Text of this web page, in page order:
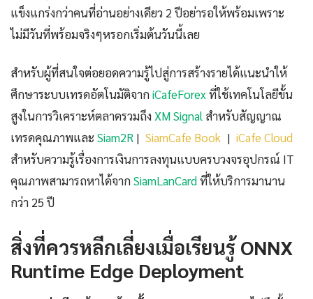
แข็งแกร่งกว่าคนที่อ่านอย่างเดียว 2 ปีอย่ารอให้พร้อมเพราะ
ไม่มีวันที่พร้อมจริงๆหรอกเริ่มต้นวันนี้เลย
สำหรับผู้ที่สนใจต่อยอดความรู้ไปสู่การสร้างรายได้แนะนำให้
ศึกษาระบบเทรดอัตโนมัติจากiCafeForex ที่ใช้เทคโนโลยีขั้น
สูงในการวิเคราะห์ตลาดรวมถึง XM Signal สำหรับสัญญาณ
เทรดคุณภาพและ Siam2R | SiamCafe Book | iCafe Cloud
สำหรับความรู้เรื่องการเงินการลงทุนแบบครบวงจรอุปกรณ์ IT
คุณภาพสามารถหาได้จากSiamLanCardที่ให้บริการมานาน
กว่า 25 ปี
สิ่งที่ควรหลีกเลี่ยงเมื่อเรียนรู้ ONNX
Runtime Edge Deployment